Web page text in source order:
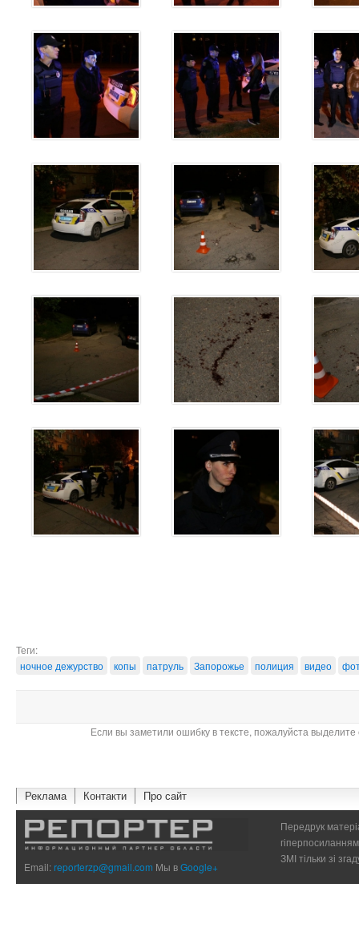
Теги:
ночное дежурство
копы патруль Запорожье полиция видео
Если вы заметили ошибку в тексте, пожалуйста
Реклама Контакти Про сайт
Email:reporterzp@gmail.com Мы вGoogle+
Передрук
ЗМІ тільки зі